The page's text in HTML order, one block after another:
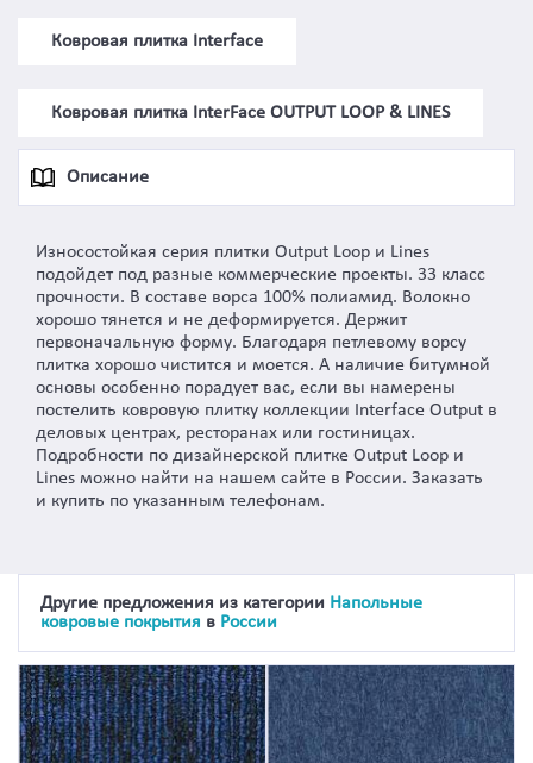
Ковровая плитка Interface
Ковровая плитка InterFace OUTPUT LOOP & LINES
Описание
Износостойкая серия плитки Output Loop и Lines
подойдет под разные коммерческие проекты. 33 класс
прочности. В составе ворса 100% полиамид. Волокно
хорошо тянется и не деформируется. Держит
первоначальную форму. Благодаря петлевому ворсу
плитка хорошо чистится и моется. А наличие битумной
основы особенно порадует вас, если вы намерены
постелить ковровую плитку коллекции Interface Output в
деловых центрах, ресторанах или гостиницах.
Подробности по дизайнерской плитке Output Loop и
Lines можно найти на нашем сайте в России. Заказать
и купить по указанным телефонам.
Другие предложения из категории Напольные
ковровые покрытия в России